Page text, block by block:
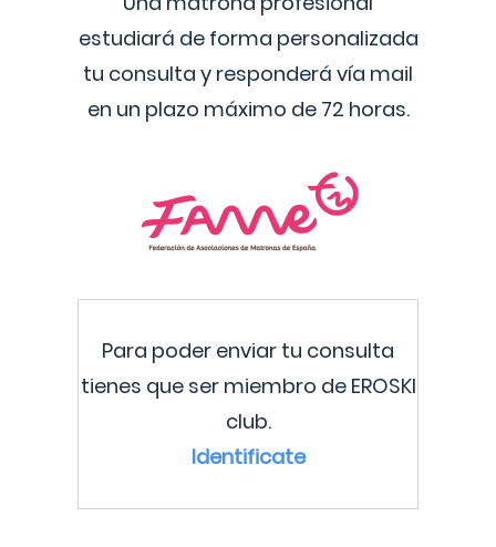
estudiará de forma personalizada
tu consulta y responderá vía mail
en un plazo máximo de 72 horas.
Para poder enviar tu consulta
tienes que ser miembro de EROSKI
club.
Identificate